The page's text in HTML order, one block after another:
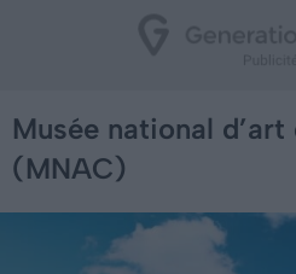
Musée national
(MNAC)